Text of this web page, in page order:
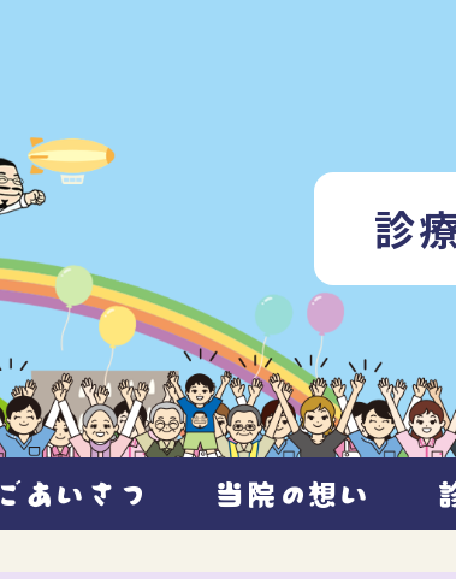
診
ごあいさつ 当院の想い